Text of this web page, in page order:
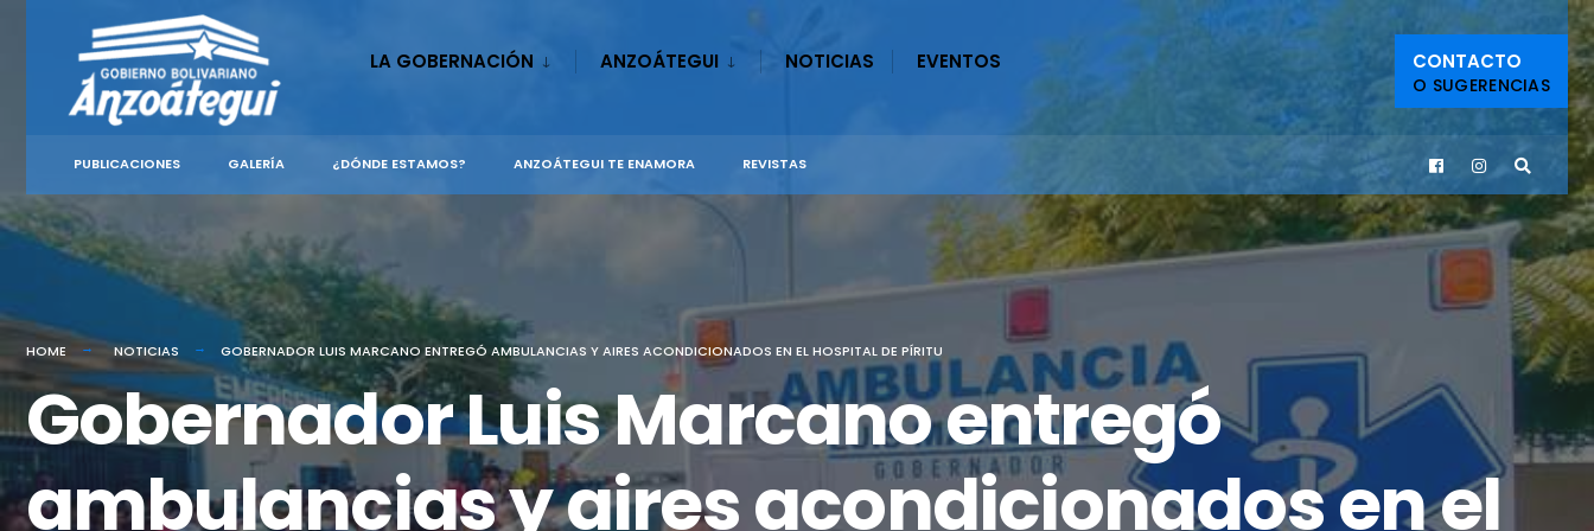
content
LA GOBERNACIÓN ANZOÁTEGUI NOTICIAS EVENTOS CONTACTO
O SUGERENCIAS
PUBLICACIONES GALERÍA ¿DÓNDE ESTAMOS? ANZOÁTEGUI TE ENAMORA REVISTAS
HOME NOTICIAS GOBERNADOR LUIS MARCANO ENTREGÓ AMBULANCIAS Y AIRES ACONDICIONADOS EN EL HOSPITAL DE PÍRITU
Gobernador Luis Marcano entregó
ambulancias y aires acondicionados en el